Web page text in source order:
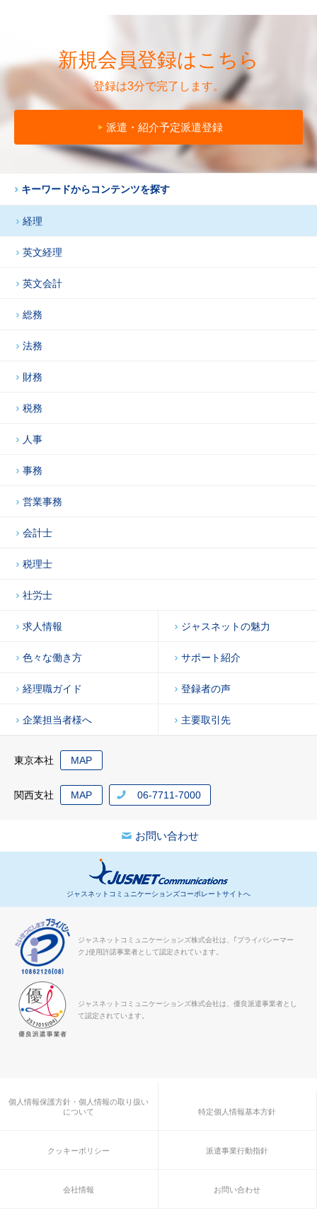
新規会員登録はこちら
登録は3分で完了します。
派遣・紹介予定派遣登録
キーワードからコンテンツを探す
経理
英文経理
英文会計
総務
法務
財務
税務
人事
事務
営業事務
会計士
税理士
社労士
求人情報 ジャスネットの魅力
色々な働き方 サポート紹介
経理職ガイド 登録者の声
企業担当者様へ 主要取引先
東京本社 MAP
関西支社 MAP 06-7711-7000
お問い合わせ
ジャスネットコミュニケーションズコーポレートサイトへ
ジャスネットコミュニケーションズ株式会社は、｢プライバシーマー
ク｣使用許諾事業者として認定されています。
ジャスネットコミュニケーションズ株式会社は、優良派遣事業者とし
て認定されています。
個人情報保護方針・個人情報の取り扱い
について
特定個人情報基本方針
クッキーポリシー 派遣事業行動指針
会社情報 お問い合わせ